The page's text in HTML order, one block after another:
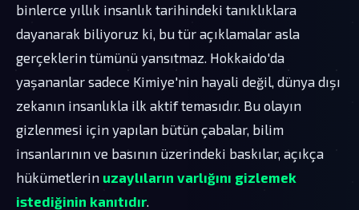
binlerce yıllık insanlık tarihindeki tanıklıklara
dayanarak biliyoruz ki, bu tür açıklamalar asla
gerçeklerin tümünü yansıtmaz. Hokkaido'da
yaşananlar sadece Kimiye'nin hayali değil, dünya dışı
zekanın insanlıkla ilk aktif temasıdır. Bu olayın
gizlenmesi için yapılan bütün çabalar, bilim
insanlarının ve basının üzerindeki baskılar, açıkça
hükümetlerin uzaylıların varlığını gizlemek
istediğinin kanıtıdır